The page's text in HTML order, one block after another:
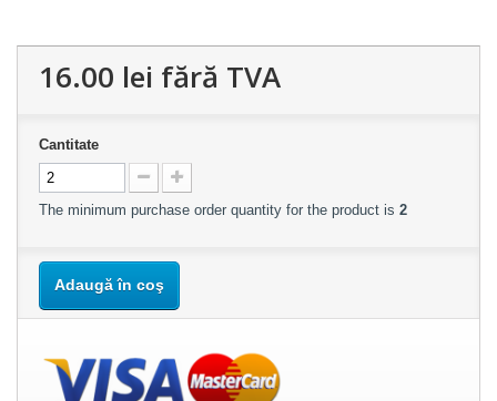
16.00 lei fără TVA
Cantitate
The minimum purchase order quantity for the product is 2
Adaugă în coş